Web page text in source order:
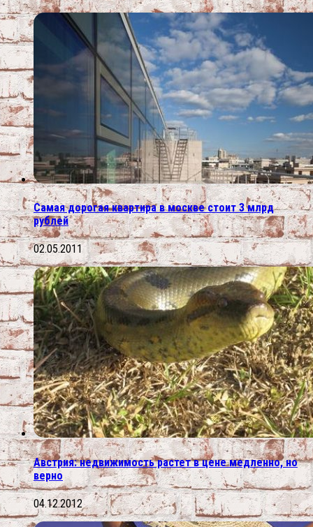
Самая дорогая квартира в москве стоит 3 млрд
рублей
02.05.2011
Австрия: недвижимость растет в цене медленно, но
верно
04.12.2012